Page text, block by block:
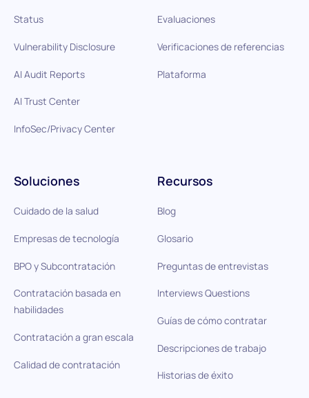
Evaluaciones
Verificaciones de referencias
Plataforma
Soluciones
Cuidado de la salud
Empresas de tecnología
BPO y Subcontratación
Contratación basada en
habilidades
Contratación a gran escala
Calidad de contratación
Recursos
Blog
Glosario
Preguntas de entrevistas
Interviews Questions
Guías de cómo contratar
Descripciones de trabajo
Historias de éxito
Status
Vulnerability Disclosure
AI Audit Reports
AI Trust Center
InfoSec/Privacy Center